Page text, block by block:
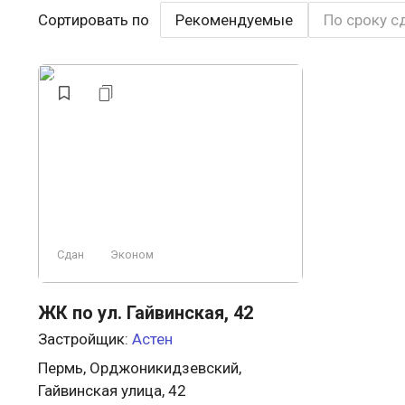
Сортировать по Рекомендуемые По сроку
Сдан Эконом
ЖК по ул. Гайвинская, 42
Застройщик: Астен
Пермь, Орджоникидзевский,
Гайвинская улица, 42